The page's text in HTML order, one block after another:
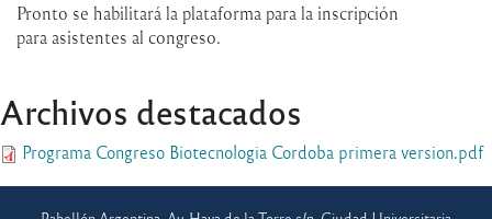
Pronto se habilitará la plataforma para la inscripción
para asistentes al congreso.
Archivos destacados
Programa Congreso Biotecnologia Cordoba primera version.pdf